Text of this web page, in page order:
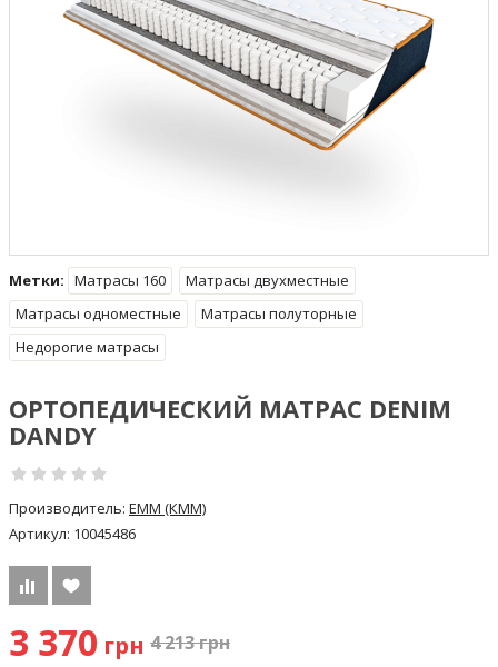
Метки: Матрасы 160
Матрасы двухместные
Матрасы одноместные
Матрасы полуторные
Недорогие матрасы
ОРТОПЕДИЧЕСКИЙ МАТРАС DENIM
DANDY
Производитель: ЕММ (КMM)
Артикул: 10045486
3 370 грн 4 213грн